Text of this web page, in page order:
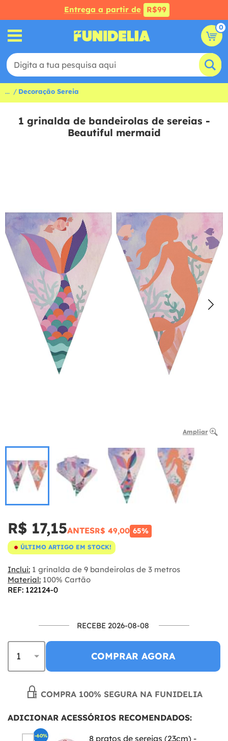
Entrega a partir de R$99
0
... Decoração Sereia
1 grinalda de bandeirolas de sereias -
Beautiful mermaid
Ampliar
R$ 17,15ANTESR$ 49,00 65%
ÚLTIMO ARTIGO EM STOCK!
Inclui: 1 grinalda de 9 bandeirolas de 3 metros
Material: 100% Cartão
REF: 122124-0
RECEBE 2026-08-08
COMPRAR AGORA
COMPRA 100% SEGURA NA FUNIDELIA
ADICIONAR ACESSÓRIOS RECOMENDADOS:
8 pratos de sereias (23cm) -
-60%